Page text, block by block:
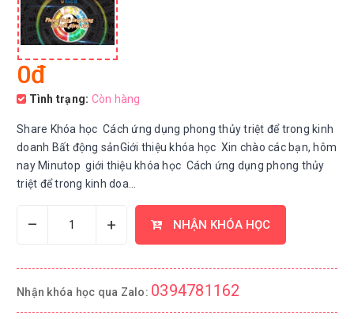
0đ
Tình trạng: Còn hàng
Share Khóa học Cách ứng dụng phong thủy triệt để trong kinh
doanh Bất động sảnGiới thiệu khóa học Xin chào các bạn, hôm
nay Minutop giới thiệu khóa học Cách ứng dụng phong thủy
triệt để trong kinh doa...
– + NHẬN KHÓA HỌC
Nhận khóa học qua Zalo: 0394781162